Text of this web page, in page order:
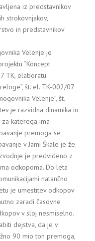
iz predstavnikov
strokovnjakov,
in predstavnikov
Velenje je
“Koncept
TK, elaboratu
št. el. TK-002/07
Velenje”, št.
je razvidna dinamika in
katerega ima
premoga se
v Jami Škale je že
je predvideno z
odkopoma. Do leta
natančno
je umestitev odkopov
zaradi časovne
v sloj nesmiselno.
dejstva, da je v
90 mio ton premoga,